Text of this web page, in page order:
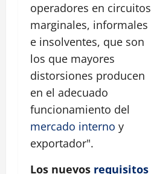
operadores en circuitos
marginales, informales
e insolventes, que son
los que mayores
distorsiones producen
en el adecuado
funcionamiento del
mercado interno y
exportador".
Los nuevos requisitos